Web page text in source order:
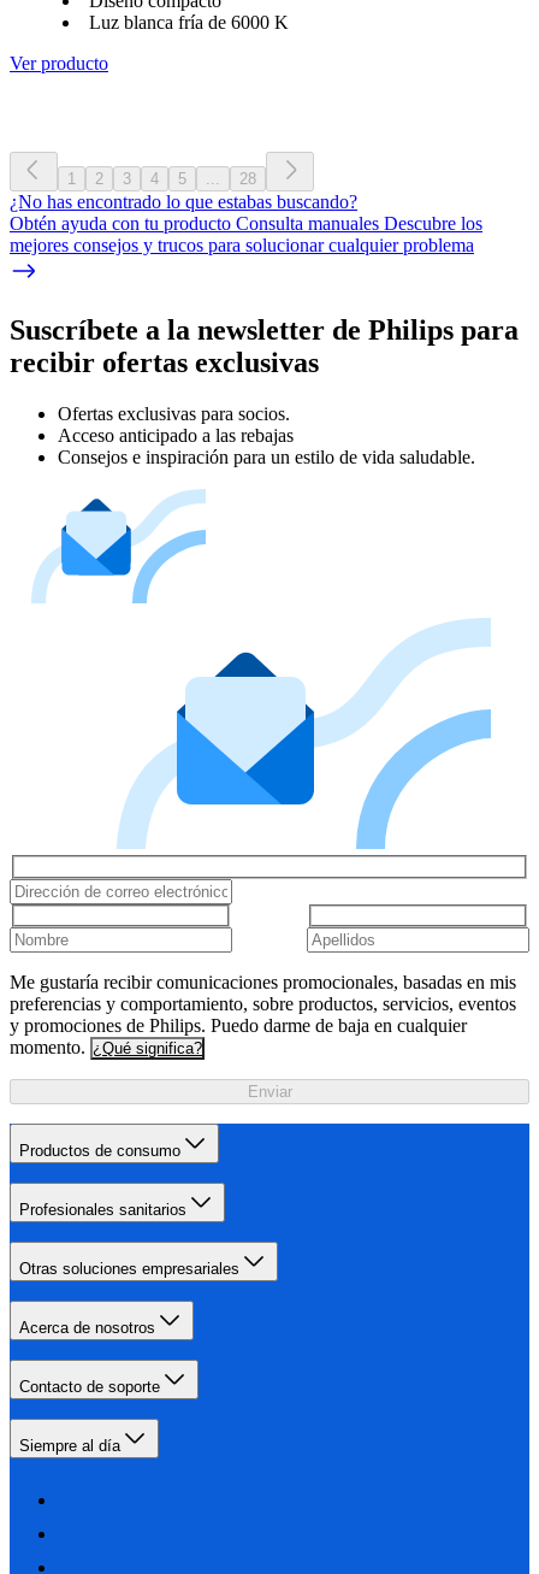
Luz blanca fría de 6000 K
Ver producto
1 2 3 4 5 ... 28
¿No has encontrado lo que estabas buscando?
Obtén ayuda con tu producto Consulta manuales Descubre los
mejores consejos y trucos para solucionar cualquier problema
Suscríbete a la newsletter de Philips para
recibir ofertas exclusivas
Ofertas exclusivas para socios.
Acceso anticipado a las rebajas
Consejos e inspiración para un estilo de vida saludable.
Me gustaría recibir comunicaciones promocionales, basadas en mis
preferencias y comportamiento, sobre productos, servicios, eventos
y promociones de Philips. Puedo darme de baja en cualquier
momento. ¿Qué significa?
Enviar
Productos de consumo
Profesionales sanitarios
Otras soluciones empresariales
Acerca de nosotros
Contacto de soporte
Siempre al día